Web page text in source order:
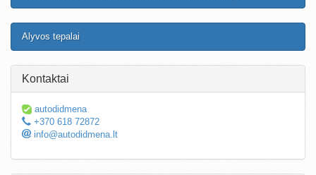
Alyvos tepalai
Kontaktai
autodidmena
+370 618 72872
info@autodidmena.lt